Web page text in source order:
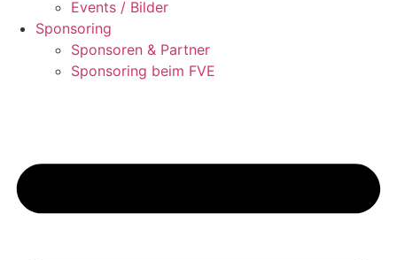
Events / Bilder
Sponsoring
Sponsoren & Partner
Sponsoring beim FVE